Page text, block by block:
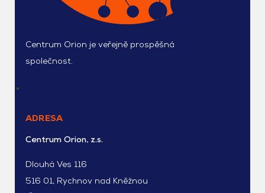
Centrum Orion je veřejně prospěšná
společnost.
ADRESA
Centrum Orion, z.s.
Dlouhá Ves 116
516 01, Rychnov nad Kněžnou